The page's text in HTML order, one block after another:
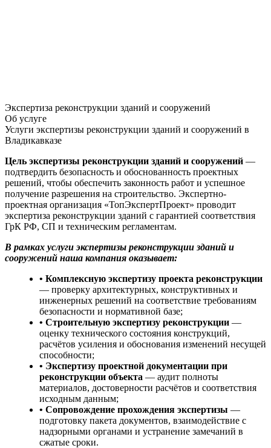
Экспертиза реконструкции зданий и сооружений
Об услуге
Услуги экспертизы реконструкции зданий и сооружений в
Владикавказе
Цель экспертизы реконструкции зданий и сооружений —
подтвердить безопасность и обоснованность проектных
решений, чтобы обеспечить законность работ и успешное
получение разрешения на строительство. Экспертно-
проектная организация «ТопЭкспертПроект» проводит
экспертиза реконструкции зданий с гарантией соответствия
ГрК РФ, СП и техническим регламентам.
В рамках услуги экспертизы реконструкции зданий и
сооружений наша компания оказывает:
• Комплексную экспертизу проекта реконструкции
— проверку архитектурных, конструктивных и
инженерных решений на соответствие требованиям
безопасности и нормативной базе;
• Строительную экспертизу реконструкции —
оценку технического состояния конструкций,
расчётов усиления и обоснования изменений несущей
способности;
• Экспертизу проектной документации при
реконструкции объекта — аудит полноты
материалов, достоверности расчётов и соответствия
исходным данным;
• Сопровождение прохождения экспертизы —
подготовку пакета документов, взаимодействие с
надзорными органами и устранение замечаний в
сжатые сроки.